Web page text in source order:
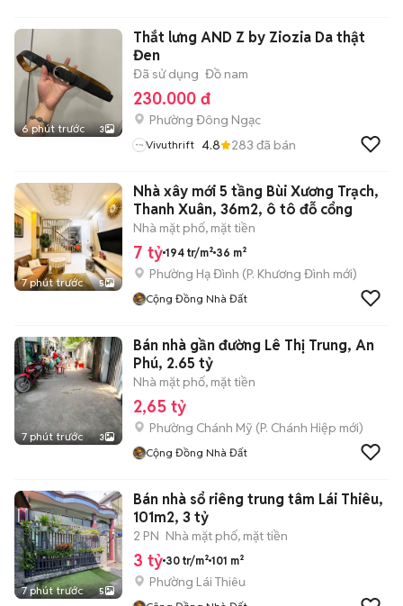
6 phút trước 3
Thắt lưng AND Z by Ziozia Da thật
Đen
Đã sử dụng Đồ nam
230.000 đ
Phường Đông Ngạc
Vivuthrift 4.8 283 đã bán
7 phút trước 5
Nhà xây mới 5 tầng Bùi Xương Trạch,
Thanh Xuân, 36m2, ô tô đỗ cổng
Nhà mặt phố, mặt tiền
7 tỷ 194 tr/m² 36 m²
Phường Hạ Đình (P. Khương Đình mới)
Cộng Đồng Nhà Đất
7 phút trước 3
Bán nhà gần đường Lê Thị Trung, An
Phú, 2.65 tỷ
Nhà mặt phố, mặt tiền
2,65 tỷ
Phường Chánh Mỹ (P. Chánh Hiệp mới)
Cộng Đồng Nhà Đất
7 phút trước 5
Bán nhà sổ riêng trung tâm Lái Thiêu,
101m2, 3 tỷ
2 PN Nhà mặt phố, mặt tiền
3 tỷ 30 tr/m² 101 m²
Phường Lái Thiêu